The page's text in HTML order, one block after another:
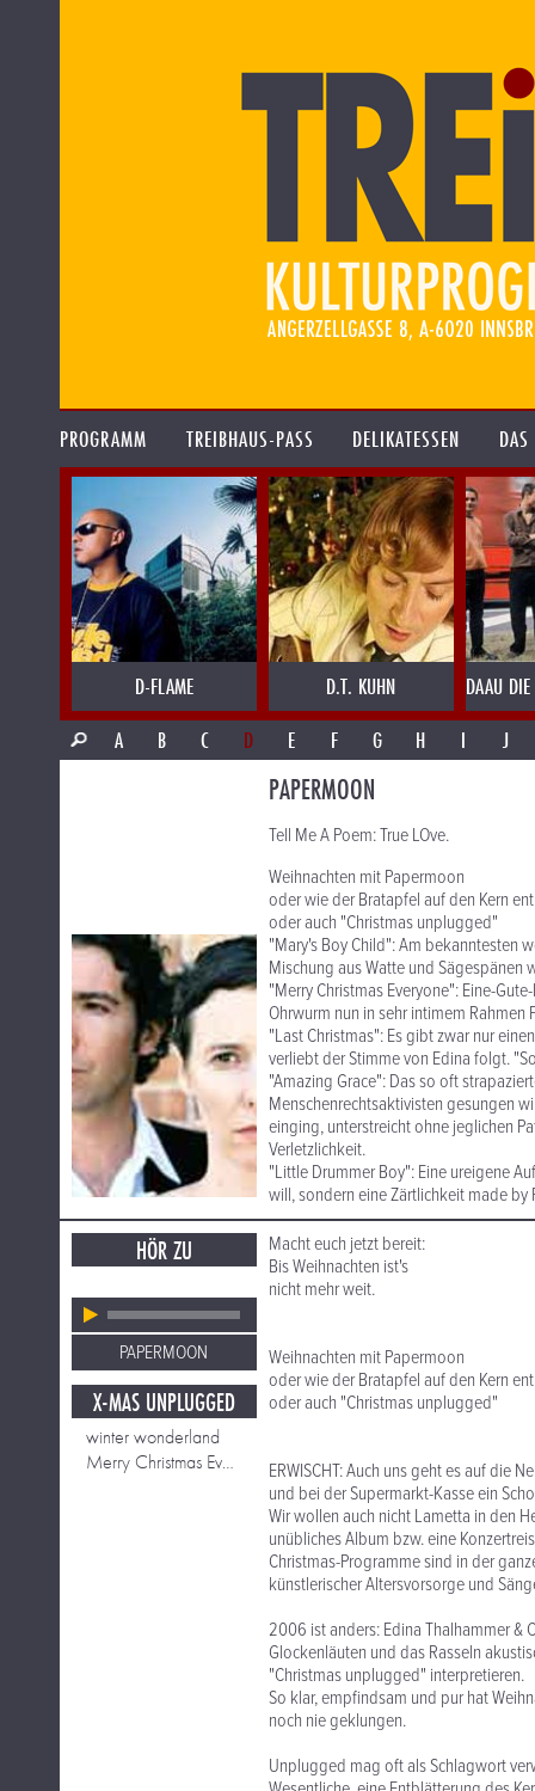
PROGRAMM TREIBHAUS-PASS DELIKATESSEN
D-FLAME D.T. KUHN
DAAU DIE
A
B C D E F G H I J
PAPERMOON
Tell Me A Poem: True LOve.
Weihnachten mit Papermoon
oder wie der Bratapfel auf den Kern
oder auch "Christmas unplugged"
"Mary's Boy Child": Am bekanntesten
Mischung aus Watte und Sägespänen
"Merry Christmas Everyone": Eine-
Ohrwurm nun in sehr intimem Rahmen
"Last Christmas": Es gibt zwar nur
verliebt der Stimme von Edina folgt.
"Amazing Grace": Das so oft
Menschenrechtsaktivisten gesungen
einging, unterstreicht ohne jeglichen
Verletzlichkeit.
"Little Drummer Boy": Eine ureigene
will, sondern eine Zärtlichkeit made
HÖR ZU
PAPERMOON
X-MAS UNPLUGGED
winter wonderland
Merry Christmas Everyone
Macht euch jetzt bereit:
Bis Weihnachten ist's
nicht mehr weit.
Weihnachten mit Papermoon
oder wie der Bratapfel auf den Kern
oder auch "Christmas unplugged"
ERWISCHT: Auch uns geht es auf die
und bei der Supermarkt-Kasse ein
Wir wollen auch nicht Lametta in den
unübliches Album bzw. eine
Christmas-Programme sind in der
künstlerischer Altersvorsorge und
2006 ist anders: Edina Thalhammer &
Glockenläuten und das Rasseln
"Christmas unplugged" interpretieren.
So klar, empfindsam und pur hat
noch nie geklungen.
Unplugged mag oft als Schlagwort